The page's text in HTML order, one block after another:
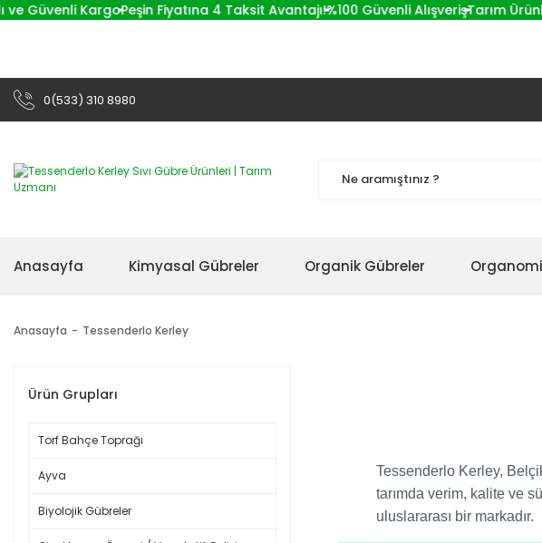
Güvenli KargoPeşin Fiyatına 4 Taksit Avantajı!%100 Güvenli AlışverişTarım
0(533) 310 8980
Anasayfa Kimyasal Gübreler Organik Gübreler
Anasayfa Tessenderlo Kerley
Ürün Grupları
Torf Bahçe Toprağı
Ayva
Biyolojik Gübreler
Tessenderlo Kerley,
tarımda verim, kalite ve
uluslararası bir markadır.